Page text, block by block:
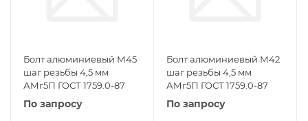
Болт алюминиевый М45
шаг резьбы 4,5 мм
АМг5П ГОСТ 1759.0-87
По запросу
Болт алюминиевый М42
шаг резьбы 4,5 мм
АМг5П ГОСТ 1759.0-87
По запросу